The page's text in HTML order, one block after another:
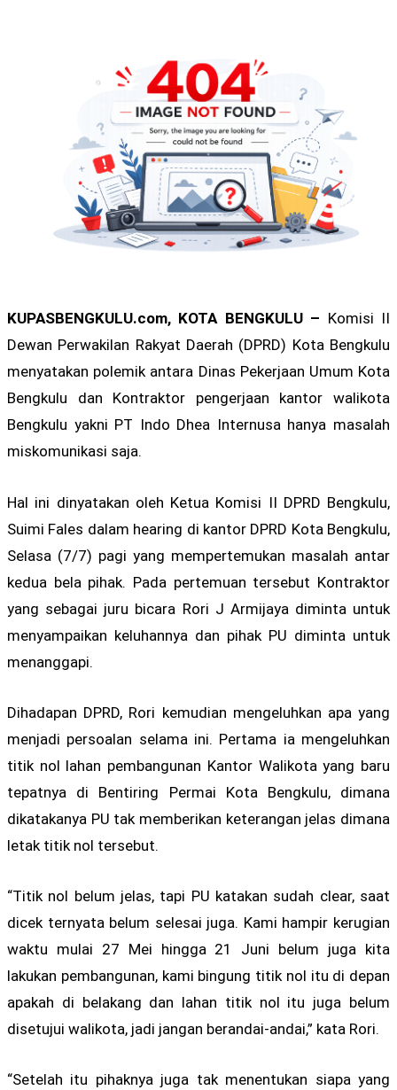
KUPASBENGKULU.com, KOTA BENGKULU – Komisi II
Dewan Perwakilan Rakyat Daerah (DPRD) Kota Bengkulu
menyatakan polemik antara Dinas Pekerjaan Umum Kota
Bengkulu dan Kontraktor pengerjaan kantor walikota
Bengkulu yakni PT Indo Dhea Internusa hanya masalah
miskomunikasi saja.
Hal ini dinyatakan oleh Ketua Komisi II DPRD Bengkulu,
Suimi Fales dalam hearing di kantor DPRD Kota Bengkulu,
Selasa (7/7) pagi yang mempertemukan masalah antar
kedua bela pihak. Pada pertemuan tersebut Kontraktor
yang sebagai juru bicara Rori J Armijaya diminta untuk
menyampaikan keluhannya dan pihak PU diminta untuk
menanggapi.
Dihadapan DPRD, Rori kemudian mengeluhkan apa yang
menjadi persoalan selama ini. Pertama ia mengeluhkan
titik nol lahan pembangunan Kantor Walikota yang baru
tepatnya di Bentiring Permai Kota Bengkulu, dimana
dikatakanya PU tak memberikan keterangan jelas dimana
letak titik nol tersebut.
“Titik nol belum jelas, tapi PU katakan sudah clear, saat
dicek ternyata belum selesai juga. Kami hampir kerugian
waktu mulai 27 Mei hingga 21 Juni belum juga kita
lakukan pembangunan, kami bingung titik nol itu di depan
apakah di belakang dan lahan titik nol itu juga belum
disetujui walikota, jadi jangan berandai-andai,” kata Rori.
“Setelah itu pihaknya juga tak menentukan siapa yang